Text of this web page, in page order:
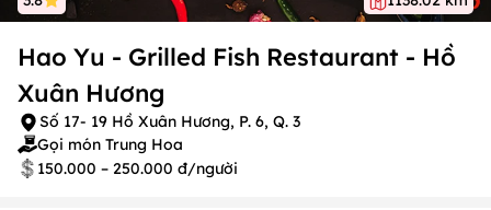
Hao Yu - Grilled Fish Restaurant - Hồ
Xuân Hương
Số 17- 19 Hồ Xuân Hương, P. 6, Q. 3
Gọi món Trung Hoa
150.000 – 250.000 đ/người